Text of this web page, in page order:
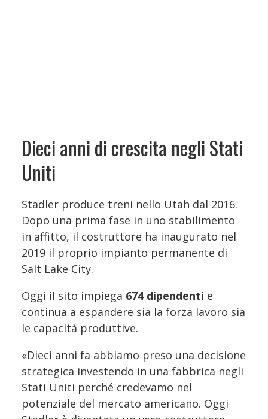
Dieci anni di crescita negli Stati
Uniti
Stadler produce treni nello Utah dal 2016.
Dopo una prima fase in uno stabilimento
in affitto, il costruttore ha inaugurato nel
2019 il proprio impianto permanente di
Salt Lake City.
Oggi il sito impiega 674 dipendenti e
continua a espandere sia la forza lavoro sia
le capacità produttive.
«Dieci anni fa abbiamo preso una decisione
strategica investendo in una fabbrica negli
Stati Uniti perché credevamo nel
potenziale del mercato americano. Oggi